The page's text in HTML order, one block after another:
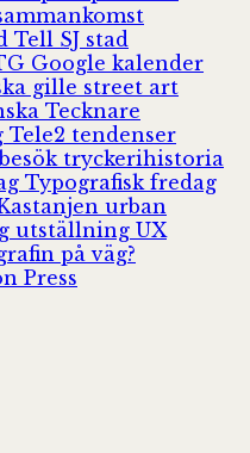
Tell SJ stad
Google kalender
gille street art
Tecknare
Tele2 tendenser
tryckerihistoria
Typografisk fredag
urban
utställning UX
på väg?
Press